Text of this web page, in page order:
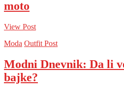
moto
View Post
Moda Outfit Post
Modni Dnevnik: Da li
bajke?